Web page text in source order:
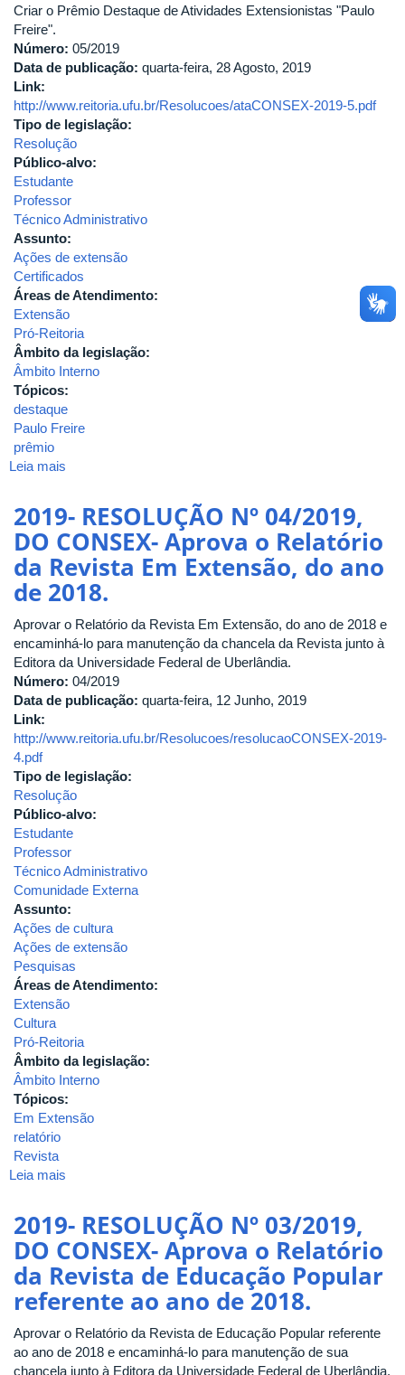
de
"Cuidado
Integral
Animais".
Criar o Prêmio Destaque de Atividades Extensionistas "Paulo
Freire".
Número: 05/2019
Data de publicação: quarta-feira, 28 Agosto, 2019
Link:
http://www.reitoria.ufu.br/Resolucoes/ataCONSEX-2019-5.pdf
Tipo de legislação:
Resolução
Público-alvo:
Estudante
Professor
Técnico Administrativo
Assunto:
Ações de extensão
Certificados
Áreas de Atendimento:
Extensão
Pró-Reitoria
Âmbito da legislação:
Âmbito Interno
Tópicos:
destaque
Paulo Freire
prêmio
Leia mais
Nº
05/2019,
DO
CONSEX-
Institui
Prêmio
Destaque
de
Atividades
Extensionistas
"Paulo
no
âmbito
da
de
Uberlândia.
2019- RESOLUÇÃO Nº 04/2019,
DO CONSEX- Aprova o Relatório
da Revista Em Extensão, do ano
de 2018.
Aprovar o Relatório da Revista Em Extensão, do ano de 2018 e
encaminhá-lo para manutenção da chancela da Revista junto à
Editora da Universidade Federal de Uberlândia.
Número: 04/2019
Data de publicação: quarta-feira, 12 Junho, 2019
Link:
http://www.reitoria.ufu.br/Resolucoes/resolucaoCONSEX-2019-
4.pdf
Tipo de legislação:
Resolução
Público-alvo:
Estudante
Professor
Técnico Administrativo
Comunidade Externa
Assunto:
Ações de cultura
Ações de extensão
Pesquisas
Áreas de Atendimento:
Extensão
Cultura
Pró-Reitoria
Âmbito da legislação:
Âmbito Interno
Tópicos:
Em Extensão
relatório
Revista
Leia mais
Nº
04/2019,
DO
CONSEX-
Aprova
Relatório
da
2019- RESOLUÇÃO Nº 03/2019,
DO CONSEX- Aprova o Relatório
da Revista de Educação Popular
referente ao ano de 2018.
Aprovar o Relatório da Revista de Educação Popular referente
ao ano de 2018 e encaminhá-lo para manutenção de sua
chancela junto à Editora da Universidade Federal de Uberlândia.